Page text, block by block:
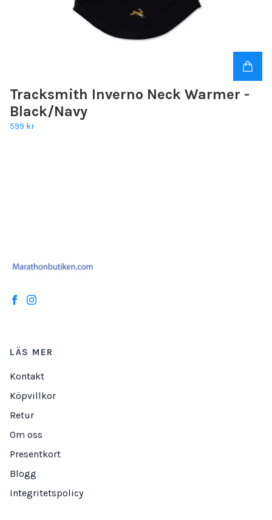
Tracksmith Inverno Neck Warmer -
Black/Navy
599 kr
LÄS MER
Kontakt
Köpvillkor
Retur
Om oss
Presentkort
Blogg
Integritetspolicy